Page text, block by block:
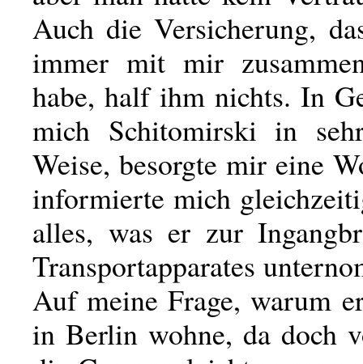
Auch die Versicherung,
immer mit mir
habe, half ihm nichts. In
mich Schitomirski in
Weise, besorgte mir eine
informierte mich
alles, was er zur
Transportapparates
Auf meine Frage, warum
in Berlin wohne, da doch